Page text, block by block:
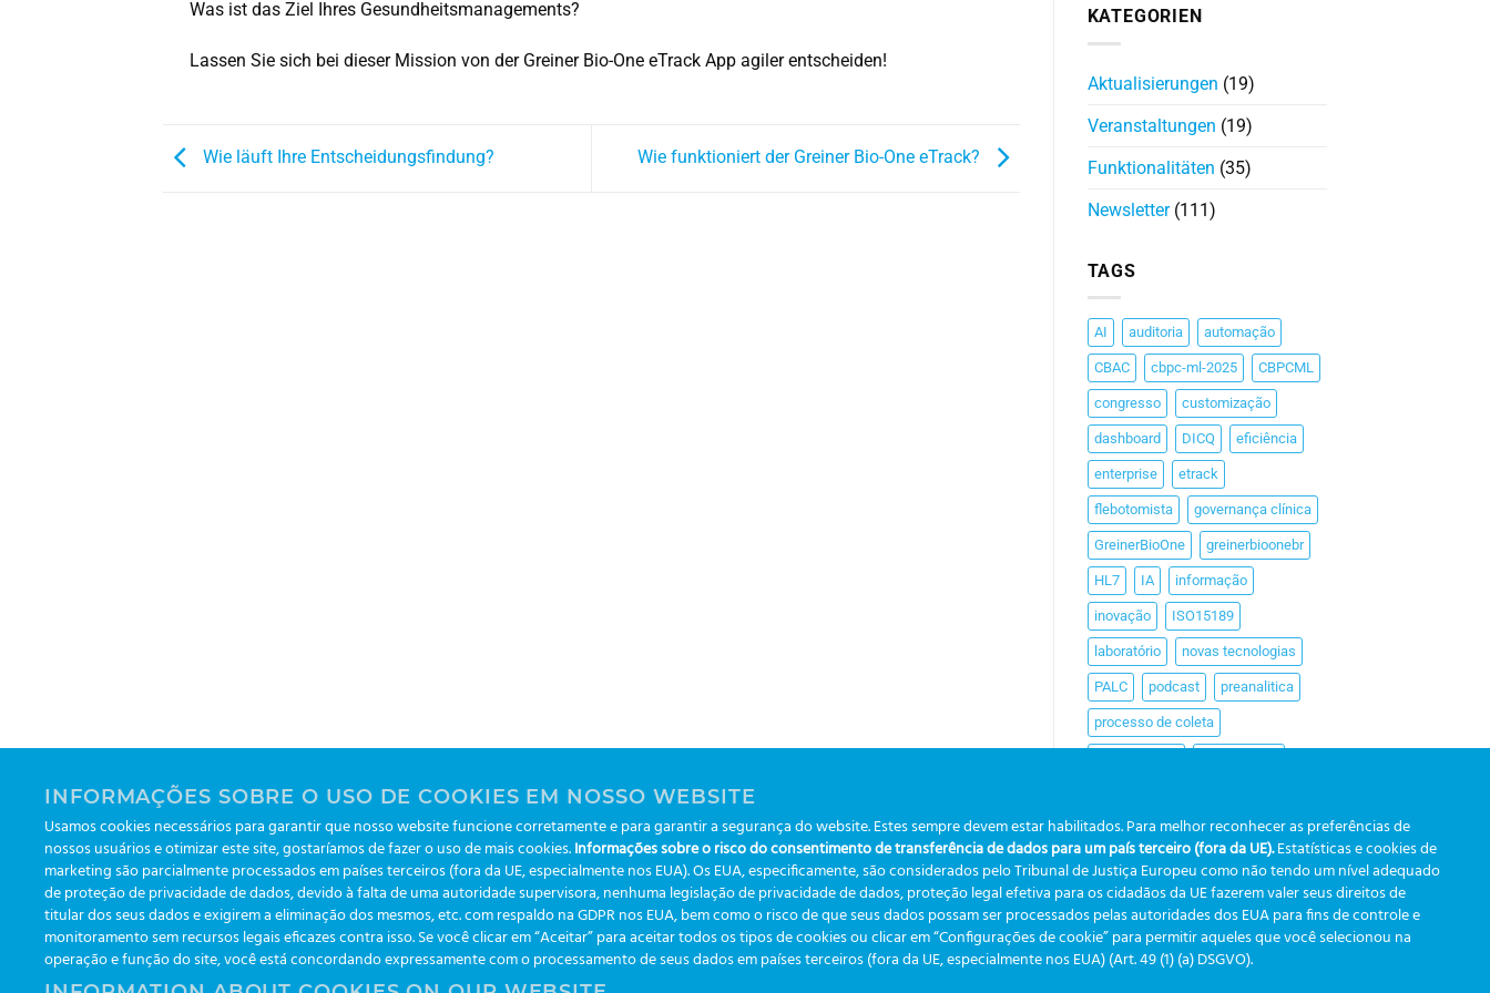
Was ist das Ziel Ihres Gesundheitsmanagements?
Lassen Sie sich bei dieser Mission von der Greiner Bio-One eTrack App agiler entscheiden!
Wie läuft Ihre Entscheidungsfindung? Wie funktioniert der Greiner Bio-One eTrack?
KATEGORIEN
Aktualisierungen (19)
Veranstaltungen (19)
Funktionalitäten (35)
Newsletter(111)
TAGS
AI auditoria automação
CBAC cbpc-ml-2025 CBPCML
congresso customização
dashboard DICQ eficiência
enterprise etrack
flebotomista governança clínica
GreinerBioOne greinerbioonebr
HL7 IA informação
inovação ISO15189
laboratório novas tecnologias
PALC podcast preanalitica
processo de coleta
RDC rotina laboratorial saúde
tecnologia tomada de decisão
Transformação
Transformação Digital tubos
usabilidade VACUETTE®
INFORMAÇÕES SOBRE O USO DE COOKIES EM NOSSO WEBSITE
Usamos cookies necessários para garantir que nosso website funcione corretamente e para garantir a segurança do website. Estes sempre devem estar habilitados. Para melhor reconhecer as preferências de
nossos usuários e otimizar este site, gostaríamos de fazer o uso de mais cookies.Informações sobre o risco do consentimento de transferência de dados para um país terceiro (fora da UE).Estatísticas e cookies de
marketing são parcialmente processados em países terceiros (fora da UE, especialmente nos EUA). Os EUA, especificamente, são considerados pelo Tribunal de Justiça Europeu como não tendo um nível adequado
de proteção de privacidade de dados, devido à falta de uma autoridade supervisora, nenhuma legislação de privacidade de dados, proteção legal efetiva para os cidadãos da UE fazerem valer seus direitos de
titular dos seus dados e exigirem a eliminação dos mesmos, etc. com respaldo na GDPR nos EUA, bem como o risco de que seus dados possam ser processados pelas autoridades dos EUA para fins de controle e
monitoramento sem recursos legais eficazes contra isso. Se você clicar em “Aceitar” para aceitar todos os tipos de cookies ou clicar em “Configurações de cookie” para permitir aqueles que você selecionou na
operação e função do site, você está concordando expressamente com o processamento de seus dados em países terceiros (fora da UE, especialmente nos EUA) (Art. 49 (1) (a) DSGVO).